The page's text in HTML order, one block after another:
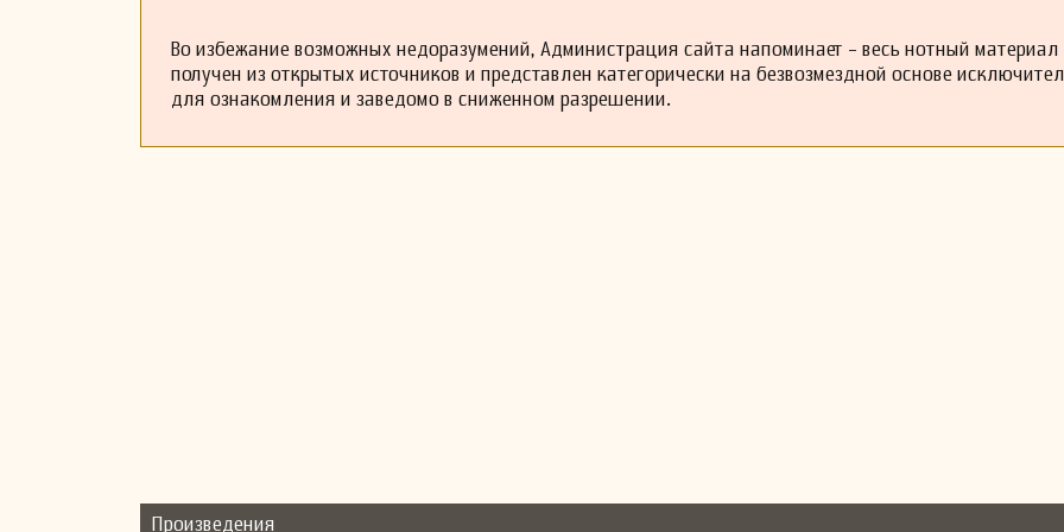
Во избежание возможных недоразумений, Администрация сайта напоминает - весь нотный материал
получен из открытых источников и представлен категорически на безвозмездной основе
для ознакомления и заведомо в сниженном разрешении.
Произведения